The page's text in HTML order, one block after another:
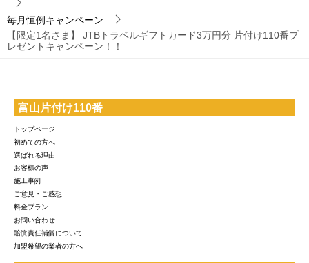
毎月恒例キャンペーン
【限定1名さま】 JTBトラベルギフトカード3万円分 片付け110番プ
レゼントキャンペーン！！
富山片付け110番
トップページ
初めての方へ
選ばれる理由
お客様の声
施工事例
ご意見・ご感想
料金プラン
お問い合わせ
賠償責任補償について
加盟希望の業者の方へ